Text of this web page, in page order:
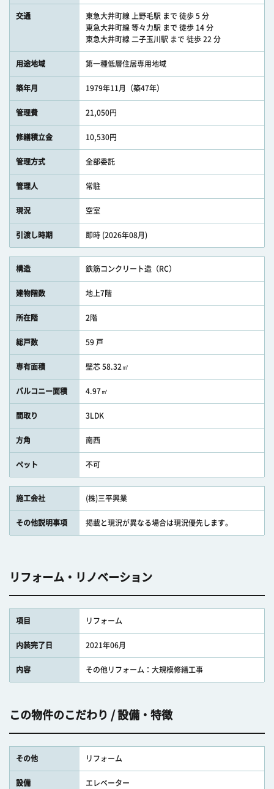
交通
東急大井町線 上野毛駅 まで 徒歩 5 分
東急大井町線 等々力駅 まで 徒歩 14 分
東急大井町線 二子玉川駅 まで 徒歩 22 分
用途地域 第一種低層住居専用地域
築年月 1979年11月（築47年）
管理費 21,050円
修繕積立金 10,530円
管理方式 全部委託
管理人 常駐
現況 空室
引渡し時期 即時 (2026年08月)
構造 鉄筋コンクリート造（RC）
建物階数 地上7階
所在階 2階
総戸数 59 戸
専有面積 壁芯 58.32㎡
バルコニー面積 4.97㎡
間取り 3LDK
方角 南西
ペット 不可
施工会社 (株)三平興業
その他説明事項 掲載と現況が異なる場合は現況優先します。
リフォーム・リノベーション
項目 リフォーム
内装完了日 2021年06月
内容 その他リフォーム：大規模修繕工事
この物件のこだわり / 設備・特徴
その他 リフォーム
設備 エレベーター